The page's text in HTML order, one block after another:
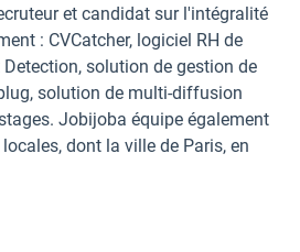
et candidat sur l'intégralité
: CVCatcher, logiciel RH de
solution de gestion de
solution de multi-diffusion
Jobijoba équipe également
dont la ville de Paris, en